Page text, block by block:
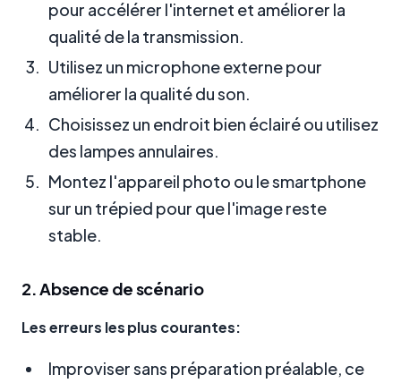
pour accélérer l'internet et améliorer la
qualité de la transmission.
Utilisez un microphone externe pour
améliorer la qualité du son.
Choisissez un endroit bien éclairé ou utilisez
des lampes annulaires.
Montez l'appareil photo ou le smartphone
sur un trépied pour que l'image reste
stable.
2. Absence de scénario
Les erreurs les plus courantes:
Improviser sans préparation préalable, ce